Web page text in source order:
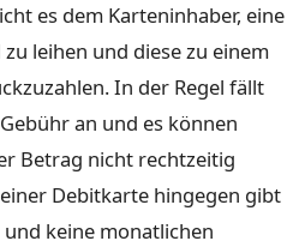
es dem Karteninhaber, eine
leihen und diese zu einem
In der Regel fällt
an und es können
Betrag nicht rechtzeitig
Debitkarte hingegen gibt
keine monatlichen